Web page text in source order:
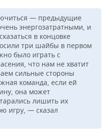
— предыдущие
энергозатратными, и
в концовке
три шайбы в первом
было играть с
что нам не хватит
сильные стороны
команда, если ей
она может
лишить их
игру, — сказал